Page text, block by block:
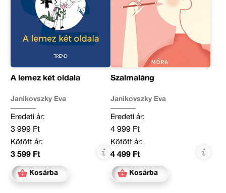
A lemez két oldala
Janikovszky Éva
Eredeti ár:
3 999 Ft
Kötött ár:
3 599 Ft
Kosárba
Szalmaláng
Janikovszky Éva
Eredeti ár:
4 999 Ft
Kötött ár:
4 499 Ft
Kosárba